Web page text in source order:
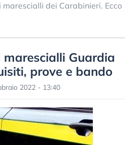
dei Carabinieri. Ecco
marescialli Guardia
prove e bando
2022 - 13:40